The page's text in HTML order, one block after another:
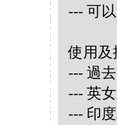
--- 可
使用及
--- 過
--- 英
--- 印